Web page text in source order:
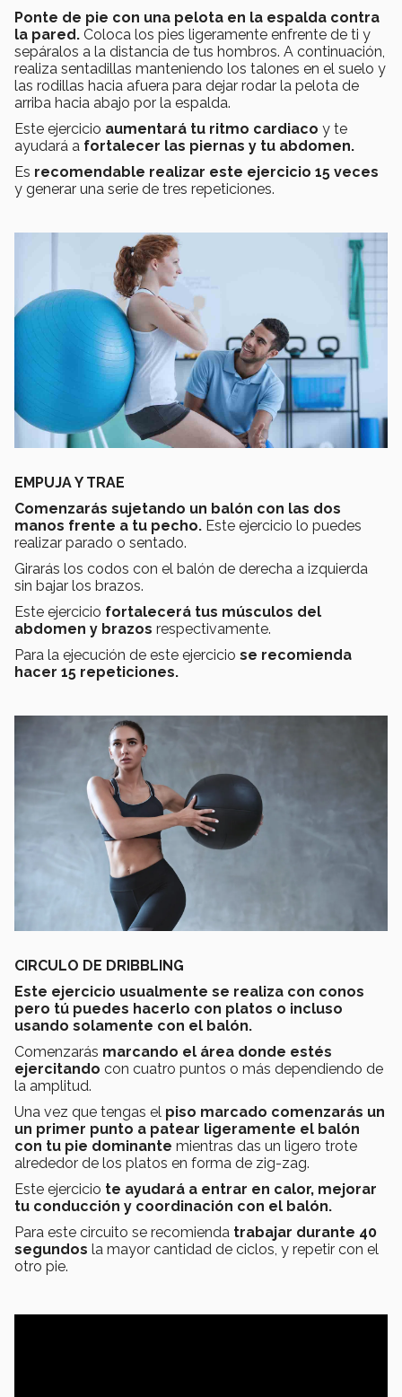
Ponte de pie con una pelota en la espalda contra
la pared. Coloca los pies ligeramente enfrente de ti y
sepáralos a la distancia de tus hombros. A continuación,
realiza sentadillas manteniendo los talones en el suelo y
las rodillas hacia afuera para dejar rodar la pelota de
arriba hacia abajo por la espalda.
Este ejercicio aumentará tu ritmo cardiaco y te
ayudará a fortalecer las piernas y tu abdomen.
Es recomendable realizar este ejercicio 15 veces
y generar una serie de tres repeticiones.
EMPUJA Y TRAE
Comenzarás sujetando un balón con las dos
manos frente a tu pecho. Este ejercicio lo puedes
realizar parado o sentado.
Girarás los codos con el balón de derecha a izquierda
sin bajar los brazos.
Este ejercicio fortalecerá tus músculos del
abdomen y brazos respectivamente.
Para la ejecución de este ejercicio se recomienda
hacer 15 repeticiones.
CIRCULO DE DRIBBLING
Este ejercicio usualmente se realiza con conos
pero tú puedes hacerlo con platos o incluso
usando solamente con el balón.
Comenzarás marcando el área donde estés
ejercitando con cuatro puntos o más dependiendo de
la amplitud.
Una vez que tengas el piso marcado comenzarás un
un primer punto a patear ligeramente el balón
con tu pie dominante mientras das un ligero trote
alrededor de los platos en forma de zig-zag.
Este ejercicio te ayudará a entrar en calor, mejorar
tu conducción y coordinación con el balón.
Para este circuito se recomienda trabajar durante 40
segundos la mayor cantidad de ciclos, y repetir con el
otro pie.